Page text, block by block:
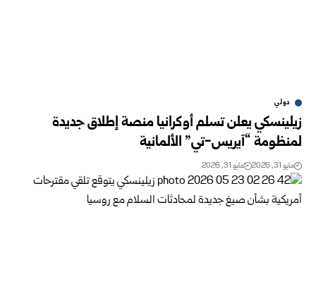
دولي
زيلينسكي يعلن تسلم أوكرانيا منصة إطلاق جديدة
لمنظومة “آيريس-تي” الألمانية
مايو 31, 2026 مايو 31, 2026